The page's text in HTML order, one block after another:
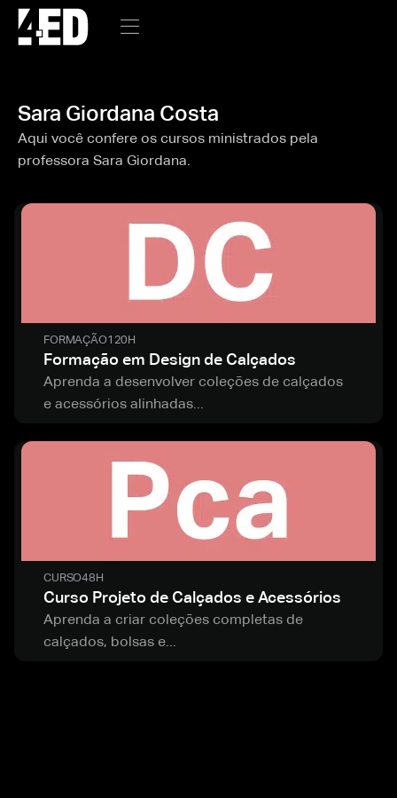
Sara Giordana Costa
Aqui você confere os cursos ministrados pela
professora Sara Giordana.
FORMAÇÃO120H
Formação em Design de Calçados
Aprenda a desenvolver coleções de calçados
e acessórios alinhadas...
CURSO48H
Curso Projeto de Calçados e Acessórios
Aprenda a criar coleções completas de
calçados, bolsas e...